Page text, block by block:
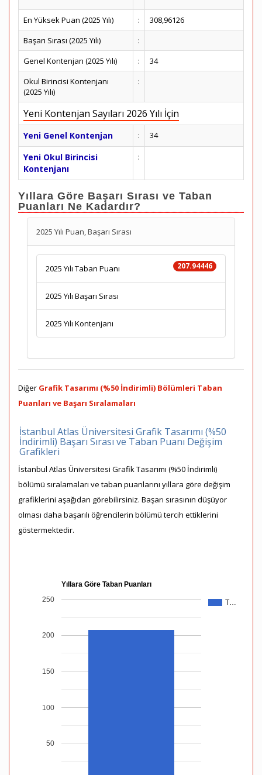
En Yüksek Puan (2025 Yılı) :
308,96126
Başarı Sırası (2025 Yılı)
:
Genel Kontenjan (2025 Yılı)
:
34
Okul Birincisi Kontenjanı
(2025 Yılı)
:
Yeni Kontenjan Sayıları 2026 Yılı İçin
Yeni Genel Kontenjan : 34
Yeni Okul Birincisi
Kontenjanı
:
Yıllara Göre Başarı Sırası ve Taban
Puanları Ne Kadardır?
2025 Yılı Puan, Başarı Sırası
207.94446
2025 Yılı Taban Puanı
2025 Yılı Başarı Sırası
2025 Yılı Kontenjanı
Diğer Grafik Tasarımı (%50 İndirimli) Bölümleri Taban
Puanları ve Başarı Sıralamaları
İstanbul Atlas Üniversitesi Grafik Tasarımı (%50
İndirimli) Başarı Sırası ve Taban Puanı Değişim
Grafikleri
İstanbul Atlas Üniversitesi Grafik Tasarımı (%50 İndirimli)
bölümü sıralamaları ve taban puanlarını yıllara göre değişim
grafiklerini aşağıdan görebilirsiniz. Başarı sırasının düşüyor
olması daha başarılı öğrencilerin bölümü tercih ettiklerini
göstermektedir.
Yıllara Göre Taban Puanları
T…
50
100
150
200
250